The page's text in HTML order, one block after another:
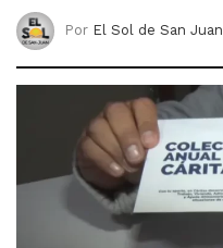
Por El Sol de San Juan